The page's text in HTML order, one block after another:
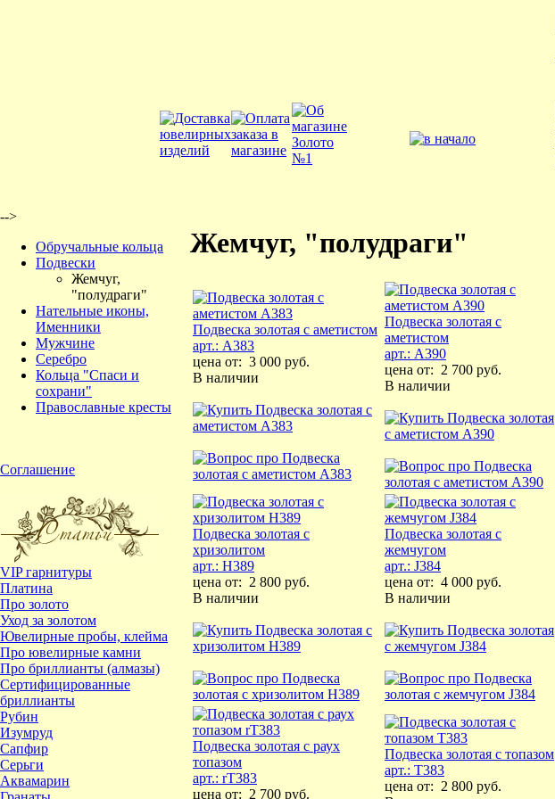
-->
Обручальные кольца
Подвески
Жемчуг,
"полудраги"
Нательные иконы,
Именники
Мужчине
Серебро
Кольца "Спаси и
сохрани"
Православные кресты
Соглашение
VIP гарнитуры
Платина
Про золото
Уход за золотом
Ювелирные пробы, клейма
Про ювелирные камни
Про бриллианты (алмазы)
Сертифицированные
бриллианты
Рубин
Изумруд
Сапфир
Серьги
Аквамарин
Жемчуг, "полудраги"
Подвеска золотая с аметистом
арт.: A383
цена от: 3 000 руб.
В наличии
Подвеска золотая с
аметистом
арт.: A390
цена от: 2 700 руб.
В наличии
Подвеска золотая с
хризолитом
арт.: H389
цена от: 2 800 руб.
В наличии
Подвеска золотая с
жемчугом
арт.: J384
цена от: 4 000 руб.
В наличии
Подвеска золотая с раух
топазом
арт.: rT383
цена от: 2 700 руб.
Подвеска золотая с топазом
арт.: T383
цена от: 2 800 руб.